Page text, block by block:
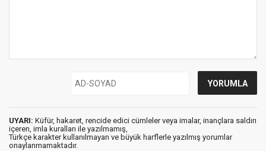
UYARI: Küfür, hakaret, rencide edici cümleler veya imalar, inançlara saldırı
içeren, imla kuralları ile yazılmamış,
Türkçe karakter kullanılmayan ve büyük harflerle yazılmış yorumlar
onaylanmamaktadır.